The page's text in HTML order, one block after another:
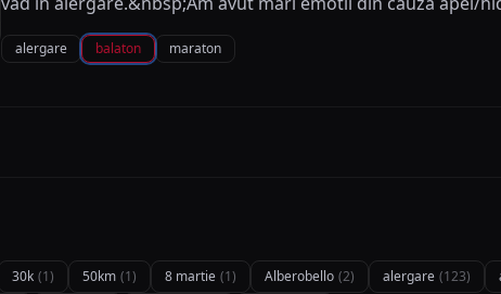
alergare balaton maraton
30k (1) 50km (1) 8 martie (1) Alberobello (2) alergare (123)